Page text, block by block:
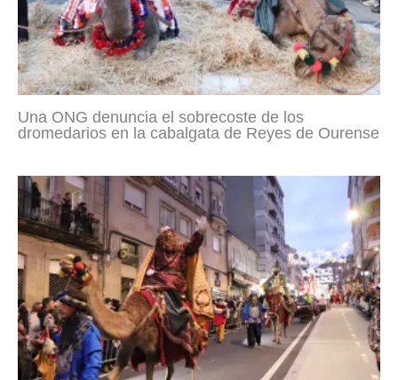
Una ONG denuncia el sobrecoste de los
dromedarios en la cabalgata de Reyes de Ourense